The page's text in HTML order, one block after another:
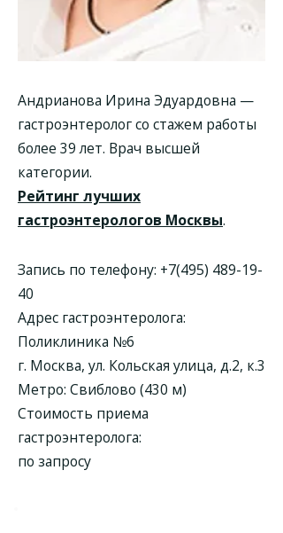
Андрианова Ирина Эдуардовна —
гастроэнтеролог со стажем работы
более 39 лет. Врач высшей
категории.
Рейтинг лучших
гастроэнтерологов Москвы.
Запись по телефону: +7(495) 489-19-
40
Адрес гастроэнтеролога:
Поликлиника №6
г. Москва, ул. Кольская улица, д.2, к.3
Метро: Свиблово (430 м)
Стоимость приема
гастроэнтеролога:
по запросу